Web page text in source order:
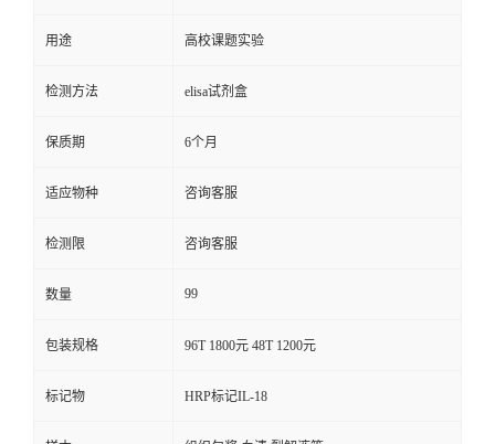
用途 高校课题实验
检测方法 elisa试剂盒
保质期 6个月
适应物种 咨询客服
检测限 咨询客服
数量 99
包装规格 96T 1800元 48T 1200元
标记物 HRP标记IL-18